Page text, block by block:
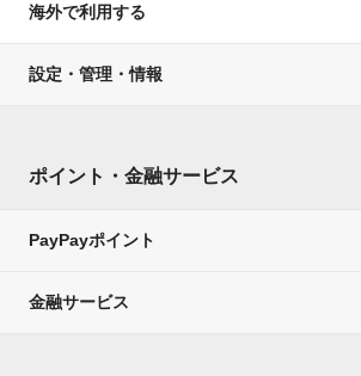
海外で利用する
設定・管理・情報
ポイント・金融サービス
PayPayポイント
金融サービス